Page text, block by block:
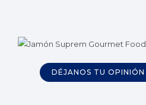
DÉJANOS TU OPINIÓN